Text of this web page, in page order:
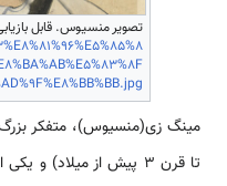
تصویر منسیوس. قابل
مینگ زی(منسیوس)، متفکر
تا قرن 3 پیش از میلاد) و یکی از شاگردان برجسته‌­ی مکتب